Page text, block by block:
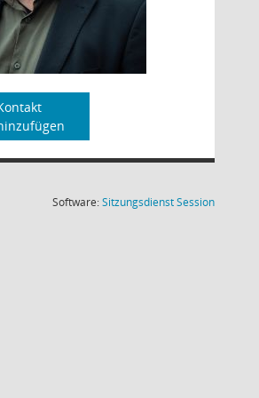
Software:SitzungsdienstSession(Wird in